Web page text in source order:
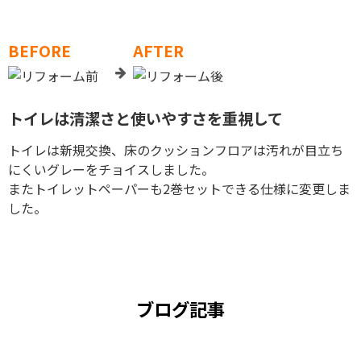
BEFORE AFTER
トイレは清潔さと使いやすさを重視して
トイレは新規交換、床のクッションフロアは汚れが目立ち
にくいグレーをチョイスしました。
またトイレットペーパーも2巻セットできる仕様に変更しま
した。
ブログ記事